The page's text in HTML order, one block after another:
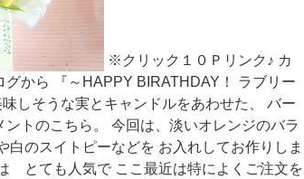
※クリック１０Ｐリンク♪ カ
グから 『～HAPPY BIRATHDAY！ ラブリー
しそうな実とキャンドルをあわせた、 バー
トのこちら。 今回は、淡いオレンジのバラ
白のスイトピーなどを お入れしてお作りしま
とても人気で ここ最近は特によくご注文を